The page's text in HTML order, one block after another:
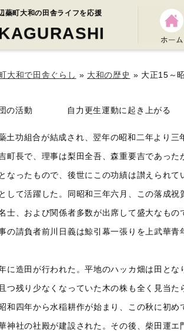
蘂町大和の田舎ライフを応援
大和で田舎ぐらし » 大和の歴史 » 大正15～
活動 自力更生運動に起き上がる
土功組合が結成され、翌年の昭和二年より三
町長で、理事は梨田全吾、森重要吉であっ
なったもので、後世にこの功績は讃えられ
して活躍した。同昭和三年六月、この落成
士、および関係者多数が出席して盛大なも
の請負者前川日義は鯨引幕一張りを上武華
に造田が行われた。平地のハッカ畑は田とな
つ残り少なくなっていた木の株も全く見当
和四年から水稲耕作が始まり、この秋に初
神社の社殿が建設された。その後、柴田運エ